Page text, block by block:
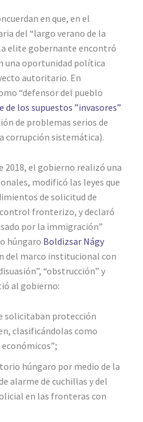
en que, en el
del “largo verano de la
elite gobernante encontró
una oportunidad política
autoritario. En
“defensor del pueblo
de los supuestos ”invasores”
de problemas serios de
corrupción sistemática).
2018, el gobierno realizó una
modificó las leyes que
de solicitud de
fronterizo, y declaró
por la immigración”
húngaro Boldizsar Nágy
marco institucional con
“obstrucción” y
al gobierno:
solicitaban protección
clasificándolas como
húngaro por medio de la
alarme de cuchillas y del
en las fronteras con